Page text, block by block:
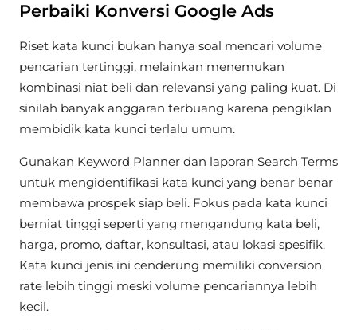
Perbaiki Konversi Google Ads
Riset kata kunci bukan hanya soal mencari volume
pencarian tertinggi, melainkan menemukan
kombinasi niat beli dan relevansi yang paling kuat. Di
sinilah banyak anggaran terbuang karena pengiklan
membidik kata kunci terlalu umum.
Gunakan Keyword Planner dan laporan Search Terms
untuk mengidentifikasi kata kunci yang benar benar
membawa prospek siap beli. Fokus pada kata kunci
berniat tinggi seperti yang mengandung kata beli,
harga, promo, daftar, konsultasi, atau lokasi spesifik.
Kata kunci jenis ini cenderung memiliki conversion
rate lebih tinggi meski volume pencariannya lebih
kecil.